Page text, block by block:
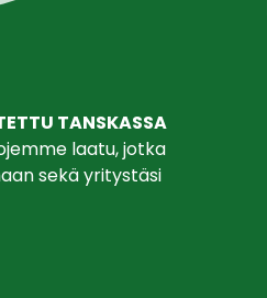
TANSKASSA
laatu, jotka
sekä yritystäsi